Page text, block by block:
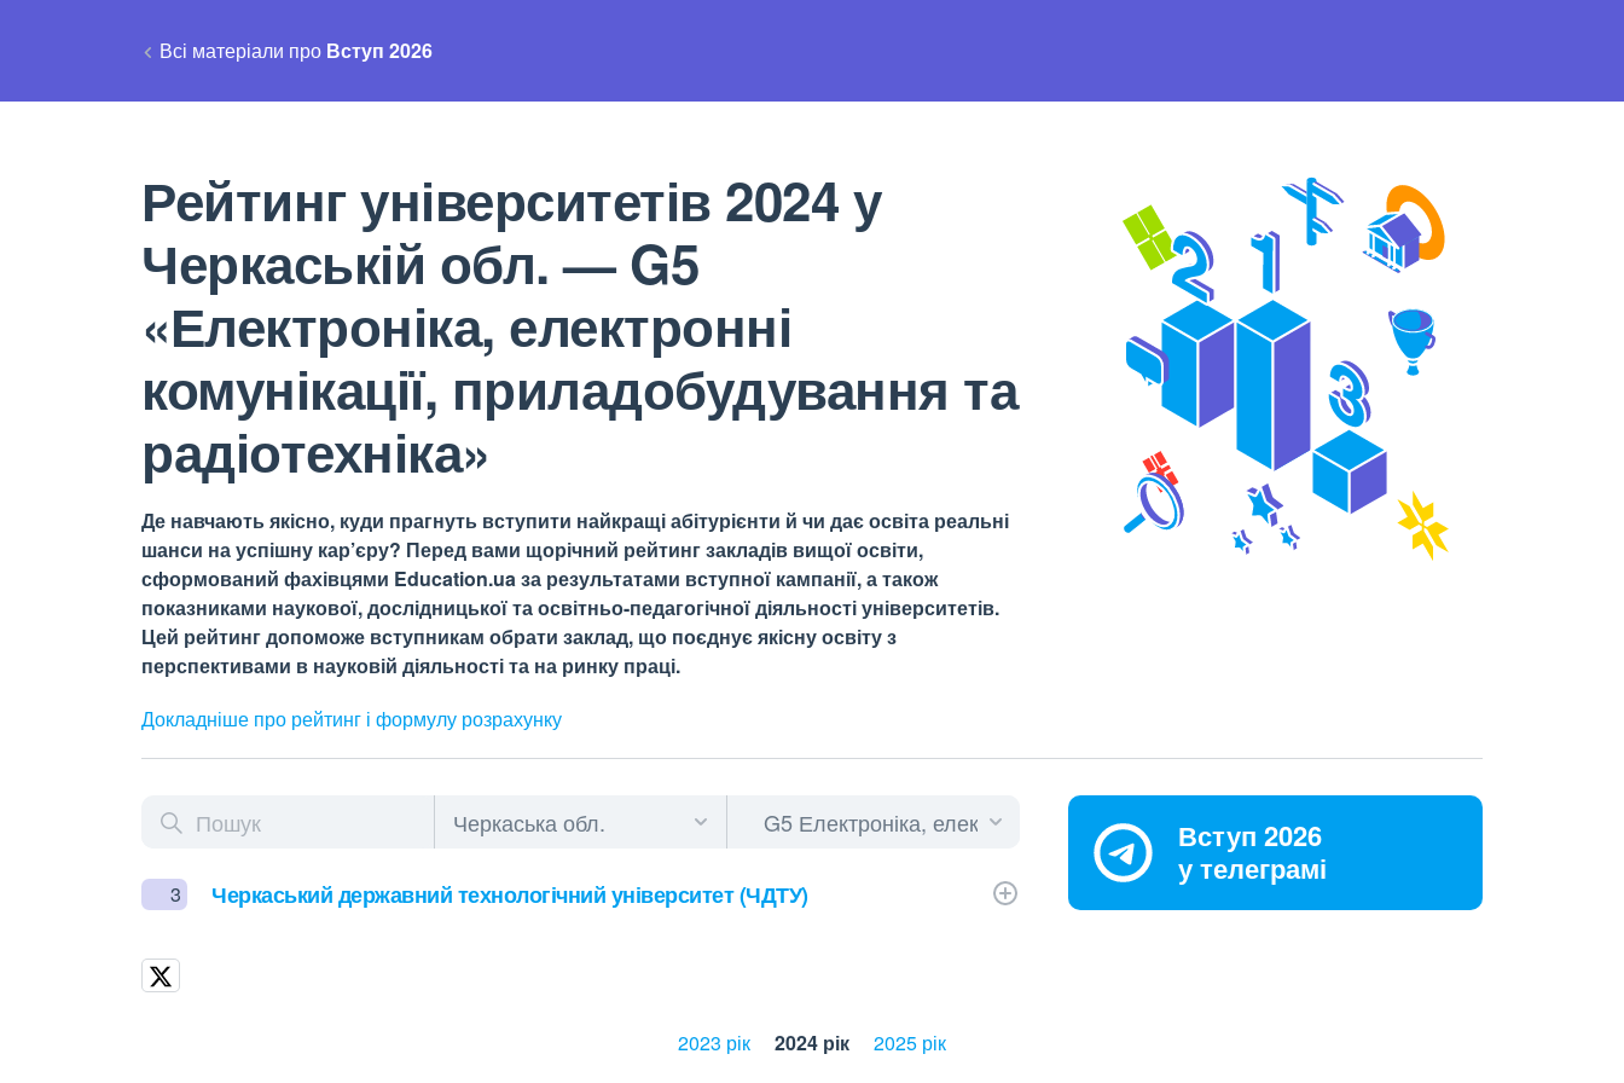
Всі матеріали про Вступ 2026
Рейтинг університетів 2024 у
Черкаській обл. — G5
«Електроніка, електронні
комунікації, приладобудування та
радіотехніка»
Де навчають якісно, куди прагнуть вступити найкращі абітурієнти й чи дає освіта реальні
шанси на успішну кар’єру? Перед вами щорічний рейтинг закладів вищої освіти,
сформований фахівцями Education.ua за результатами вступної кампанії, а також
показниками наукової, дослідницької та освітньо-педагогічної діяльності університетів.
Цей рейтинг допоможе вступникам обрати заклад, що поєднує якісну освіту з
перспективами в науковій діяльності та на ринку праці.
Докладніше про рейтинг і формулу розрахунку
3 Черкаський державний технологічний університет (ЧДТУ)
Вступ 2026
у телеграмі
2023 рік 2024 рік 2025 рік